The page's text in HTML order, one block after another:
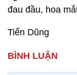
đau đầu, hoa
Tiến Dũng